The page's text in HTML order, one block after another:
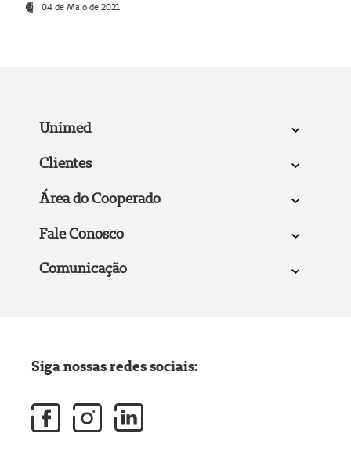
04 de Maio de 2021
Unimed
Clientes
Área do Cooperado
Fale Conosco
Comunicação
Siga nossas redes sociais: